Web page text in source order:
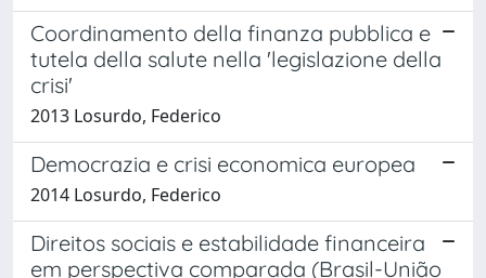
Coordinamento della finanza pubblica e
tutela della salute nella 'legislazione della
crisi'
2013 Losurdo, Federico
Democrazia e crisi economica europea
2014 Losurdo, Federico
Direitos sociais e estabilidade financeira
em perspectiva comparada (Brasil-União